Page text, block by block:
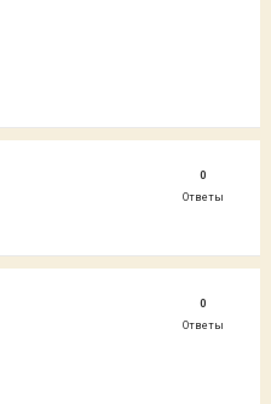
0
Ответы
0
Ответы